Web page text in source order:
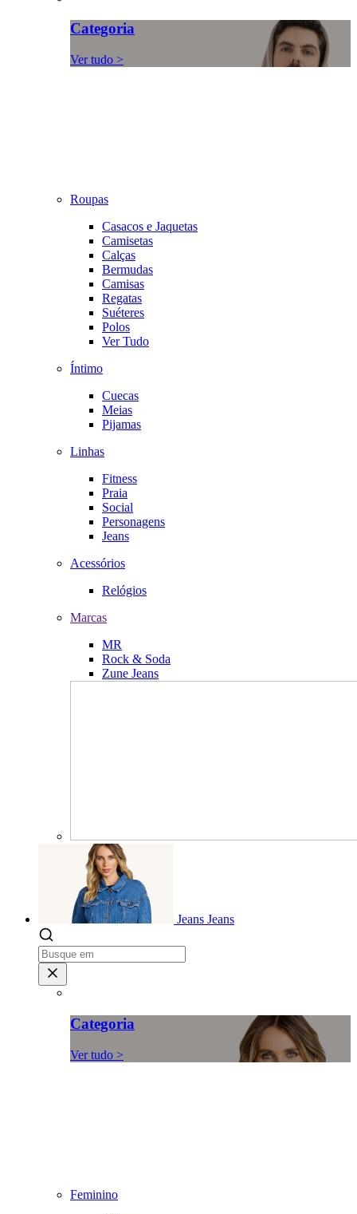
Categoria
Ver tudo >
Roupas
Casacos e Jaquetas
Camisetas
Calças
Bermudas
Camisas
Regatas
Suéteres
Polos
Ver Tudo
Íntimo
Cuecas
Meias
Pijamas
Linhas
Fitness
Praia
Social
Personagens
Jeans
Acessórios
Relógios
Marcas
MR
Rock & Soda
Zune Jeans
Jeans Jeans
Categoria
Ver tudo >
Feminino